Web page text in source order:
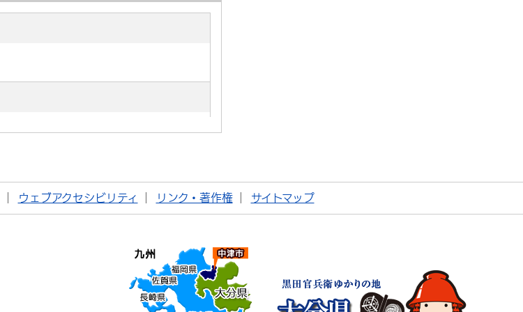
ウェブアクセシビリティ リンク・著作権 サイトマップ